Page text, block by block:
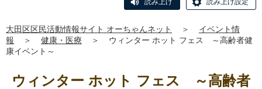
読み上げ 読み上げ設定
大田区区民活動情報サイト オーちゃんネット ＞
イベント情
報
＞ 健康・医療 ＞
ウィンター ホット フェス ～高齢者健
康イベント～
ウィンター ホット フェス ～高齢者